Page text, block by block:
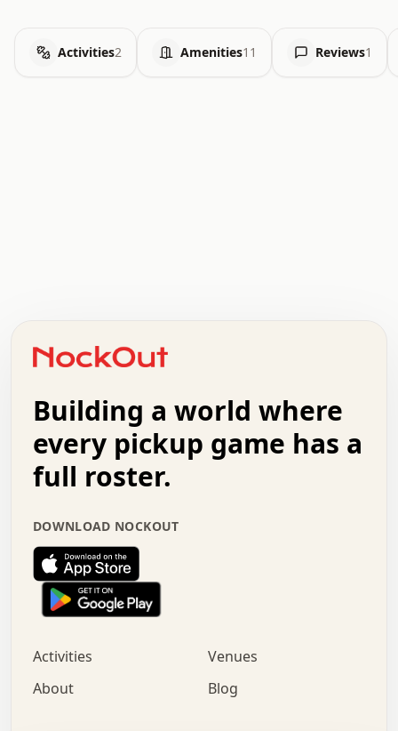
Activities2 Amenities11 Reviews1
+   .   .   .   .   .   .   .   .   .   +   .   .
.   .   .   .   .   .   .   .   .   .   .   :   .
.   .   .   .   +   .   .   .   .   .   .   .   +
.   :   .   .   .   .   .   .   .   .   o   .   .
.   .   x   .   .   .   .   .   .   :   .   .   o
.   .   .   .   :   .   .   .   .   o   .   .   .
.   .   .   .   .   .   .   :   .   .   .   .   .
.   .   .   .   .   .   .   +   .   .   x   .   .
.   .   .   .   .   :   +   .   .   .   .   .   o
.   .   .   .   .   .   .   .   .   .   .   .   .
.   .   :   o   .   .   .   .   .   .   .   +   .
.   o   .   .   .   .   x   .   .   .   .   .   .
+   .   o   .   .   .   .   o   .   .   .   .
.   +   .   .   .   .   .   .   .   .   :   .   x
Building a world where
every pickup game has a
full roster.
DOWNLOAD NOCKOUT
Activities
Venues
About
Blog